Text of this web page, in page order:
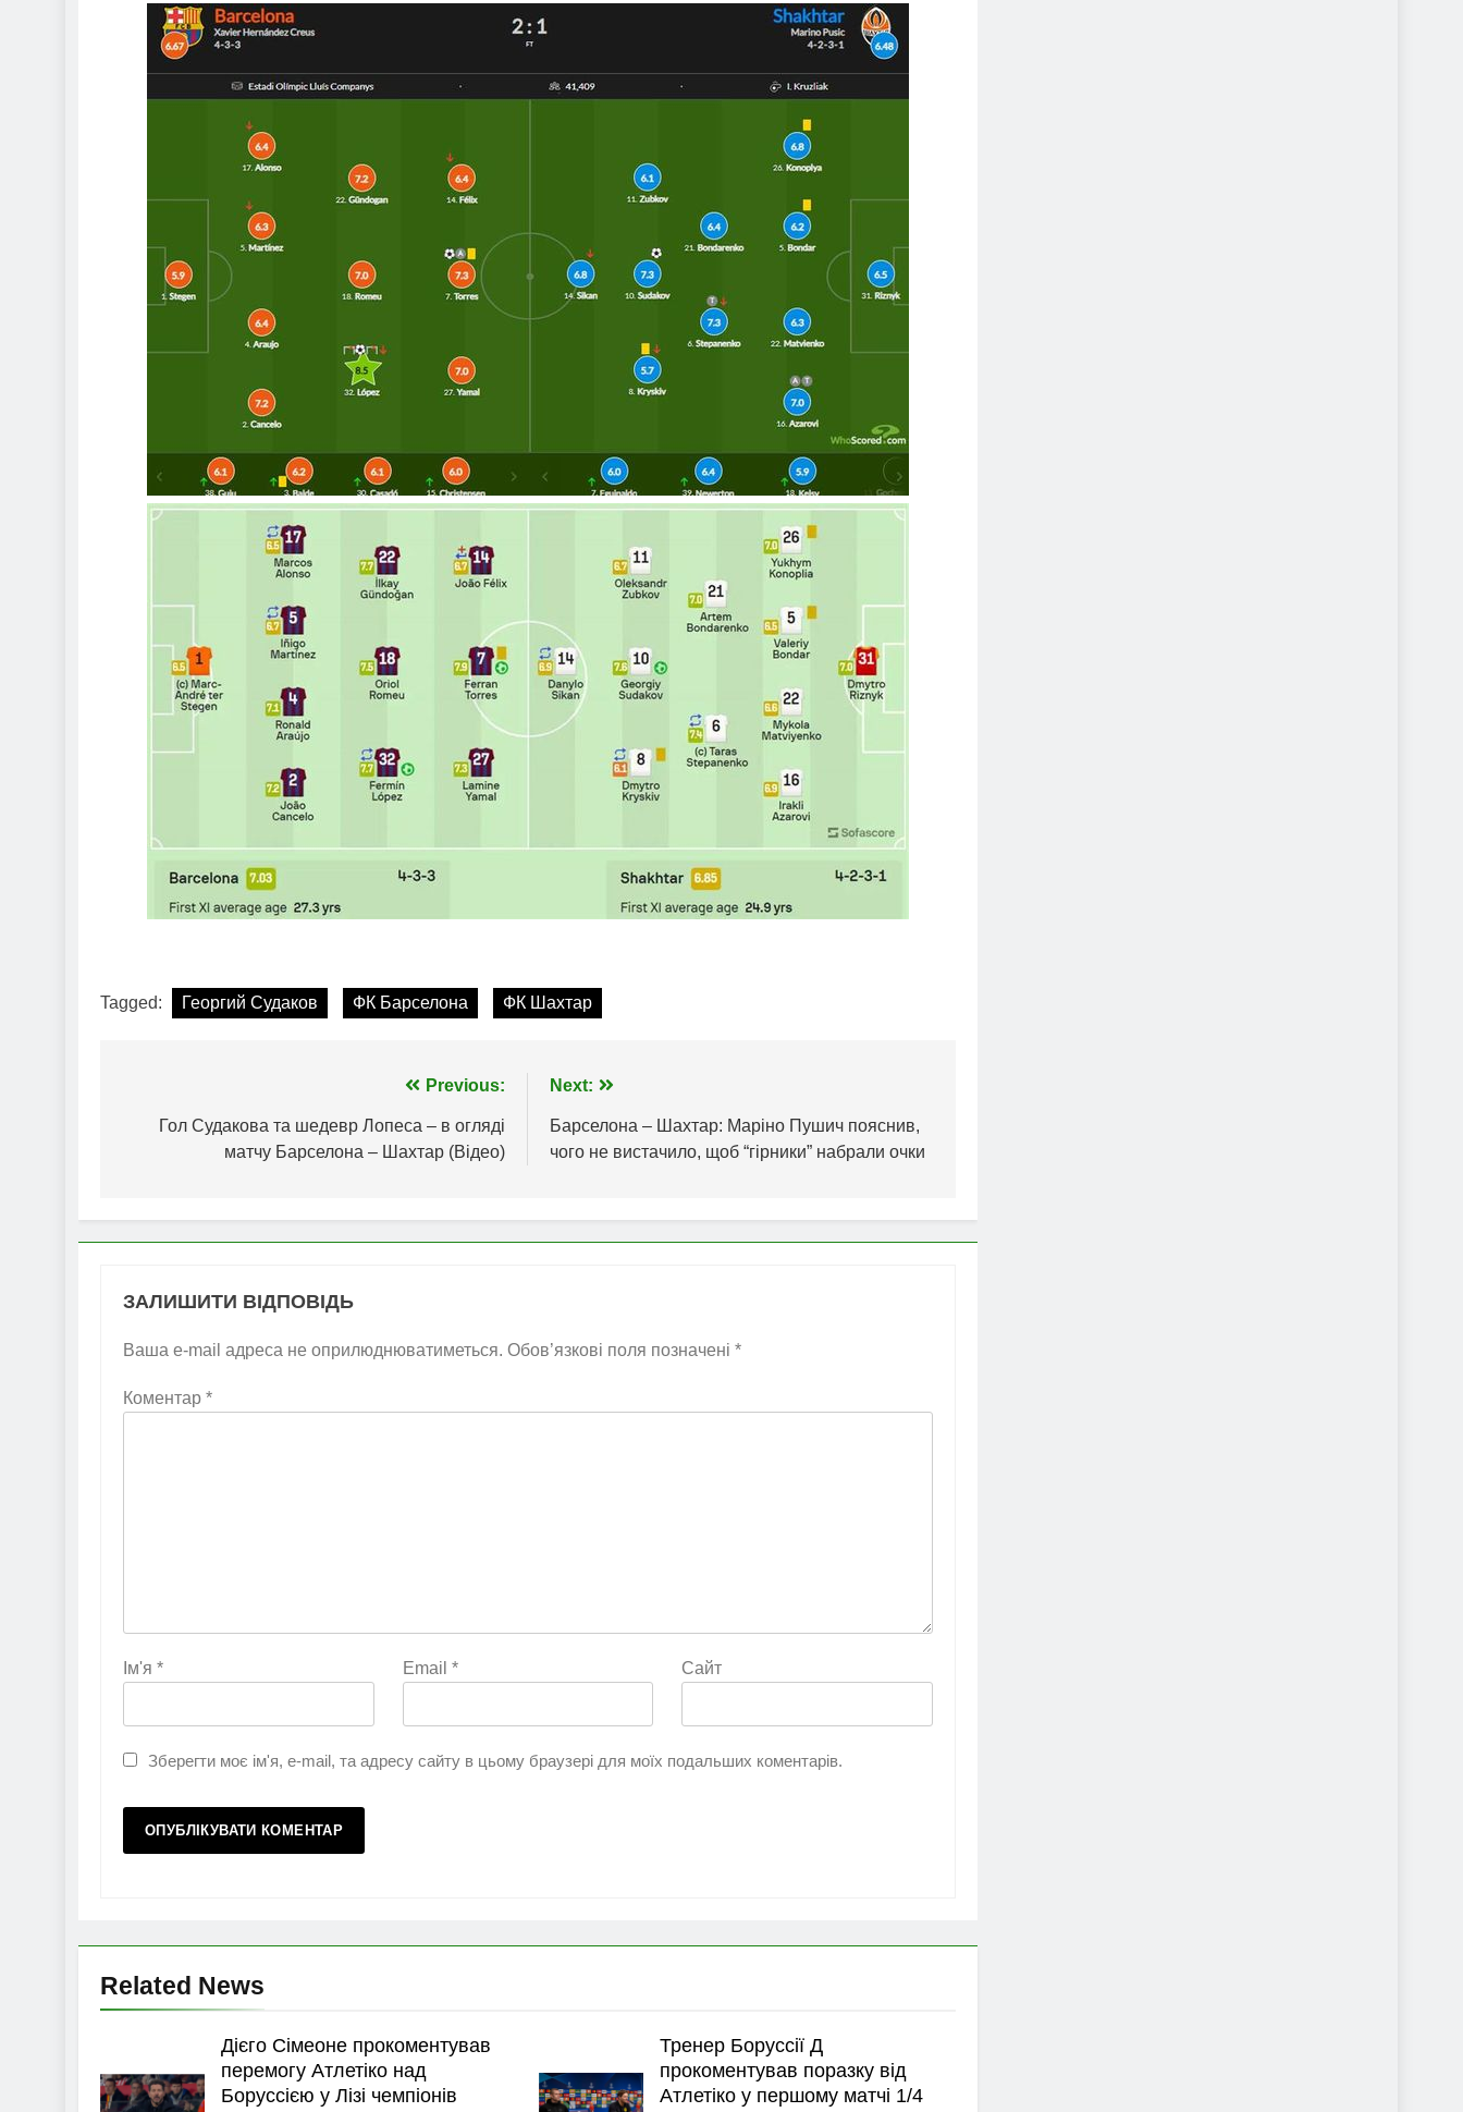
Tagged: Георгий Судаков ФК Барселона ФК Шахтар
записів
Previous:
Гол Судакова та шедевр Лопеса – в огляді
матчу Барселона – Шахтар (Відео)
Next:
Барселона – Шахтар: Маріно Пушич пояснив,
чого не вистачило, щоб “гірники” набрали очки
ЗАЛИШИТИ ВІДПОВІДЬ
Ваша e-mail адреса не оприлюднюватиметься. Обов’язкові поля позначені *
Коментар *
Ім'я * Email * Сайт
Зберегти моє ім'я, e-mail, та адресу сайту в цьому браузері для моїх подальших коментарів.
Related News
Дієго Сімеоне прокоментував
перемогу Атлетіко над
Боруссією у Лізі чемпіонів
Тренер Боруссії Д
прокоментував поразку від
Атлетіко у першому матчі 1/4